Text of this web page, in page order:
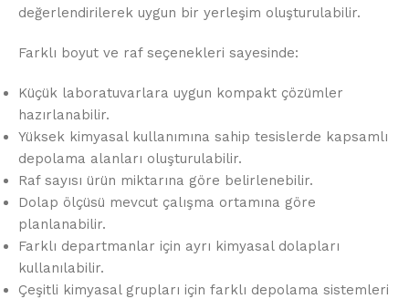
değerlendirilerek uygun bir yerleşim oluşturulabilir.
Farklı boyut ve raf seçenekleri sayesinde:
Küçük laboratuvarlara uygun kompakt çözümler
hazırlanabilir.
Yüksek kimyasal kullanımına sahip tesislerde kapsamlı
depolama alanları oluşturulabilir.
Raf sayısı ürün miktarına göre belirlenebilir.
Dolap ölçüsü mevcut çalışma ortamına göre
planlanabilir.
Farklı departmanlar için ayrı kimyasal dolapları
kullanılabilir.
Çeşitli kimyasal grupları için farklı depolama sistemleri